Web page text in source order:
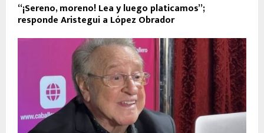
“¡Sereno, moreno! Lea y luego platicamos”;
responde Aristegui a López Obrador